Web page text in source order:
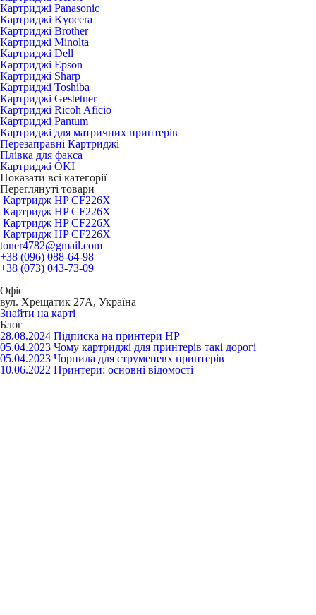
Картриджі Panasonic
Картриджі Kyocera
Картриджі Brother
Картриджі Minolta
Картриджі Dell
Картриджі Epson
Картриджі Sharp
Картриджі Toshiba
Картриджі Gestetner
Картриджі Ricoh Aficio
Картриджі Pantum
Картриджі для матричних принтерів
Перезаправні Картриджі
Плівка для факса
Картриджі OKI
Показати всі категорії
Переглянуті товари
Картридж HP CF226X
Картридж HP CF226X
Картридж HP CF226X
Картридж HP CF226X
toner4782@gmail.com
+38 (096) 088-64-98
+38 (073) 043-73-09
Офіс
вул. Хрещатик 27А, Україна
Знайти на карті
Блог
28.08.2024 Підписка на принтери HP
05.04.2023 Чому картриджі для принтерів такі дорогі
05.04.2023 Чорнила для струменевх принтерів
10.06.2022 Принтери: основні відомості